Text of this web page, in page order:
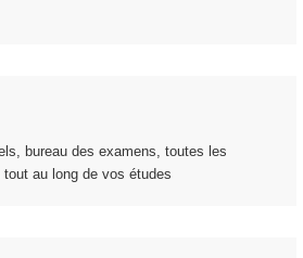
bureau des examens, toutes les
tout au long de vos études